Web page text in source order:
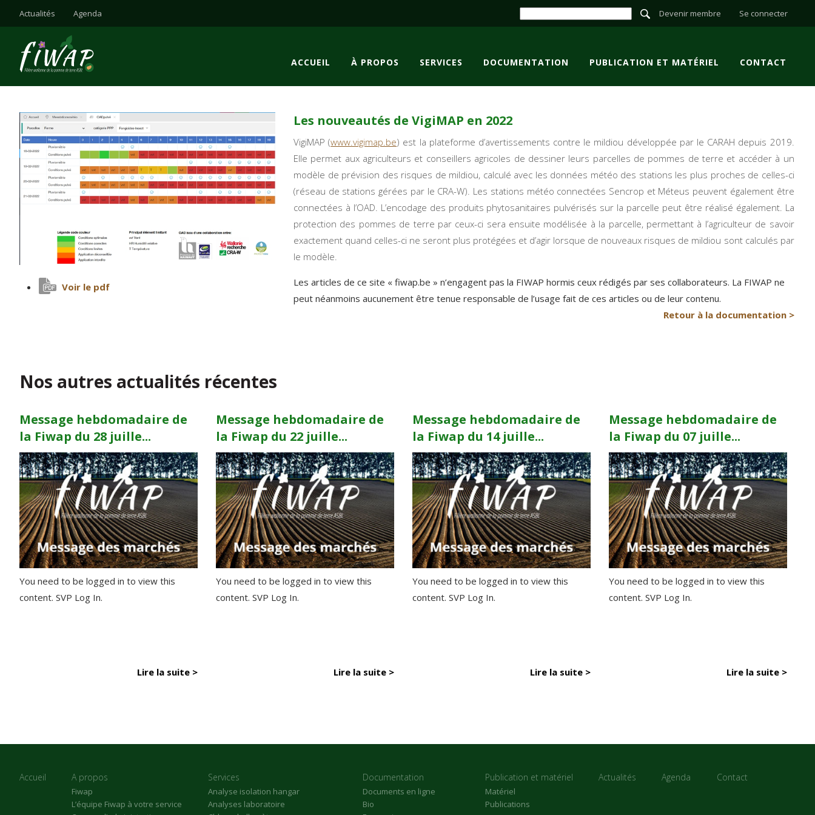
Actualités Agenda Devenir membre Se connecter
ACCUEIL À PROPOS SERVICES DOCUMENTATION PUBLICATION ET MATÉRIEL CONTACT
Voir le pdf
Les nouveautés de VigiMAP en 2022
VigiMAP (www.vigimap.be) est la plateforme d’avertissements contre le mildiou développée par le CARAH depuis 2019.
Elle permet aux agriculteurs et conseillers agricoles de dessiner leurs parcelles de pommes de terre et accéder à un
modèle de prévision des risques de mildiou, calculé avec les données météo des stations les plus proches de celles-ci
(réseau de stations gérées par le CRA-W). Les stations météo connectées Sencrop et Méteus peuvent également être
connectées à l’OAD. L’encodage des produits phytosanitaires pulvérisés sur la parcelle peut être réalisé également. La
protection des pommes de terre par ceux-ci sera ensuite modélisée à la parcelle, permettant à l’agriculteur de savoir
exactement quand celles-ci ne seront plus protégées et d’agir lorsque de nouveaux risques de mildiou sont calculés par
le modèle.
Les articles de ce site « fiwap.be » n’engagent pas la FIWAP hormis ceux rédigés par ses collaborateurs. La FIWAP ne
peut néanmoins aucunement être tenue responsable de l’usage fait de ces articles ou de leur contenu.
Retour à la documentation >
Nos autres actualités récentes
Message hebdomadaire de
la Fiwap du 28 juille...
You need to be logged in to view this
content. SVP Log In.
Lire la suite >
Message hebdomadaire de
la Fiwap du 22 juille...
You need to be logged in to view this
content. SVP Log In.
Lire la suite >
Message hebdomadaire de
la Fiwap du 14 juille...
You need to be logged in to view this
content. SVP Log In.
Lire la suite >
Message hebdomadaire de
la Fiwap du 07 juille...
You need to be logged in to view this
content. SVP Log In.
Lire la suite >
Accueil A propos
Fiwap
L’équipe Fiwap à votre service
Services
Analyse isolation hangar
Analyses laboratoire
Documentation
Documents en ligne
Bio
Publication et matériel
Matériel
Publications
Actualités Agenda Contact